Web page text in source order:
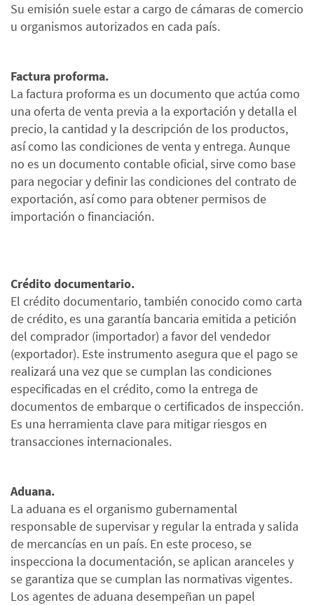
Su emisión suele estar a cargo de cámaras de comercio
u organismos autorizados en cada país.
Factura proforma.
La factura proforma es un documento que actúa como
una oferta de venta previa a la exportación y detalla el
precio, la cantidad y la descripción de los productos,
así como las condiciones de venta y entrega. Aunque
no es un documento contable oficial, sirve como base
para negociar y definir las condiciones del contrato de
exportación, así como para obtener permisos de
importación o financiación.
Crédito documentario.
El crédito documentario, también conocido como carta
de crédito, es una garantía bancaria emitida a petición
del comprador (importador) a favor del vendedor
(exportador). Este instrumento asegura que el pago se
realizará una vez que se cumplan las condiciones
especificadas en el crédito, como la entrega de
documentos de embarque o certificados de inspección.
Es una herramienta clave para mitigar riesgos en
transacciones internacionales.
Aduana.
La aduana es el organismo gubernamental
responsable de supervisar y regular la entrada y salida
de mercancías en un país. En este proceso, se
inspecciona la documentación, se aplican aranceles y
se garantiza que se cumplan las normativas vigentes.
Los agentes de aduana desempeñan un papel